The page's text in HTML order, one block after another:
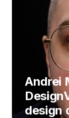
Andrei
design